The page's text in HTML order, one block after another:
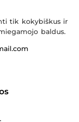
tik kokybiškus ir
baldus.